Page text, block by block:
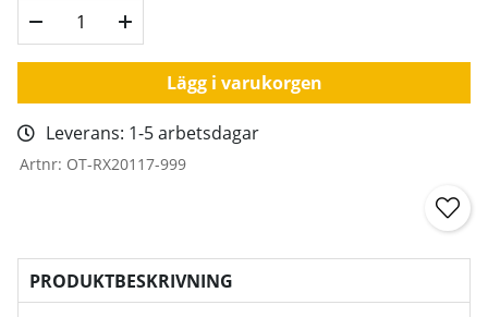
Lägg i varukorgen
Leverans: 1-5 arbetsdagar
Artnr: OT-RX20117-999
PRODUKTBESKRIVNING